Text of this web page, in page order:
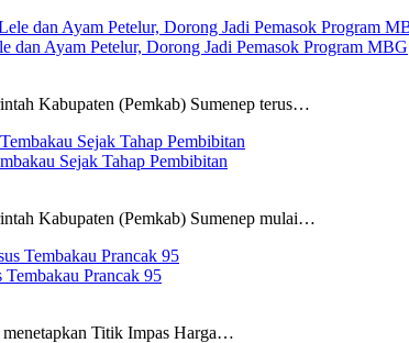
dan Ayam Petelur, Dorong Jadi Pemasok Program MBG
Kabupaten (Pemkab) Sumenep terus…
Sejak Tahap Pembibitan
Kabupaten (Pemkab) Sumenep mulai…
Prancak 95
Titik Impas Harga…